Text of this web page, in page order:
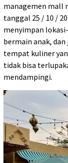
managemen mall
tanggal 25 / 10 /
menyimpan
bermain anak,
tempat kuliner
tidak bisa
mendampingi.